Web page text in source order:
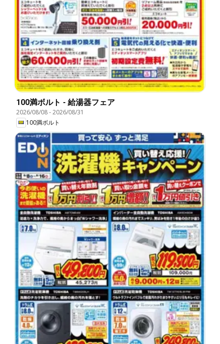
100満ボルト - 給湯器フェア
2026/08/08-2026/08/31
100満ボルト